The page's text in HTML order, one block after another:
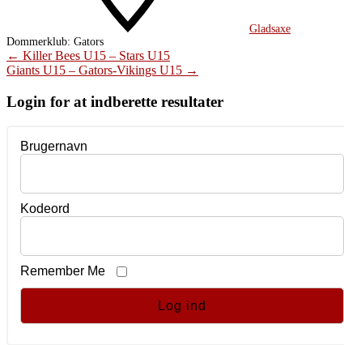
Gladsaxe
Dommerklub: Gators
Post
navigation
← Killer Bees U15 – Stars U15
Giants U15 – Gators-Vikings U15 →
Login for at indberette resultater
Brugernavn
Kodeord
Remember Me